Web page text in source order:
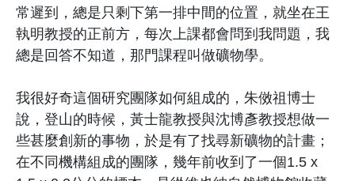
常遲到，總是只剩下第一排中間的位置，就坐在王
執明教授的正前方，每次上課都會問到我問題，我
總是回答不知道，那門課程叫做礦物學。
我很好奇這個研究團隊如何組成的，朱傚祖博士
說，登山的時候， 黃士龍教授與沈博彥教授想做一
些甚麼創新的事物，於是有了找尋新礦物的計畫；
在不同機構組成的團隊，幾年前收到了一個1.5 x